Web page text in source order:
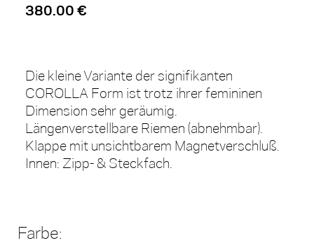
380.00 €
Die kleine Variante der signifikanten
COROLLA Form ist trotz ihrer femininen
Dimension sehr geräumig.
Längenverstellbare Riemen (abnehmbar).
Klappe mit unsichtbarem Magnetverschluß.
Innen: Zipp- & Steckfach.
Farbe: